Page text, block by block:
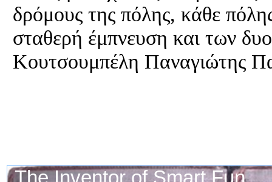
δρόμους της πόλης, κάθε
σταθερή έμπνευση και των
Κουτσουμπέλη Παναγιώτης